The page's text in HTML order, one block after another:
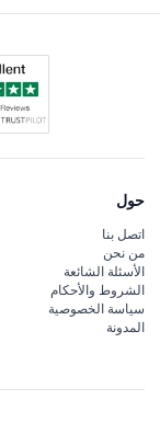
حول
اتصل بنا
من نحن
الأسئلة الشائعة
الشروط والأحكام
سياسة الخصوصية
المدونة